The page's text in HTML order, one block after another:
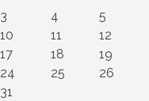
3
4 5
10
11 12
17
18 19
24
25 26
31